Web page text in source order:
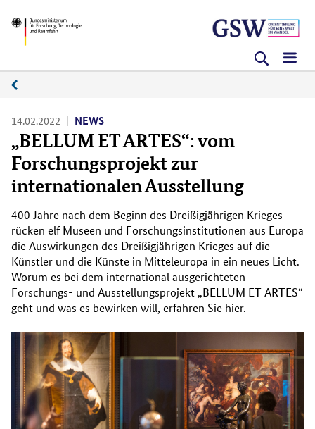
zum
(Eingabetaste)
zum
(Eingabetaste)
zur
(Eingabetaste)
BMFTR
14.02.2022 NEWS
„BELLUM ET ARTES“: vom
Forschungsprojekt zur
internationalen Ausstellung
400 Jahre nach dem Beginn des Dreißigjährigen Krieges
rücken elf Museen und Forschungsinstitutionen aus Europa
die Auswirkungen des Dreißigjährigen Krieges auf die
Künstler und die Künste in Mitteleuropa in ein neues Licht.
Worum es bei dem international ausgerichteten
Forschungs- und Ausstellungsprojekt „BELLUM ET ARTES“
geht und was es bewirken will, erfahren Sie hier.